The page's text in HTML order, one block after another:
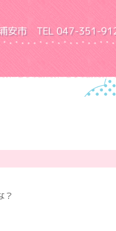
幼稚園
安市 TEL 047-351-
？